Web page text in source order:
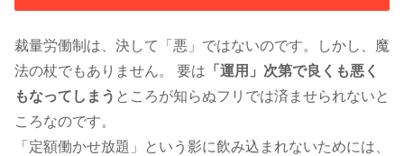
裁量労働制は、決して「悪」ではないのです。しかし、魔
法の杖でもありません。 要は 「運用」次第で良くも悪く
もなってしまう ところが知らぬフリでは済ませられないと
ころなのです。
「定額働かせ放題」という影に飲み込まれないためには、